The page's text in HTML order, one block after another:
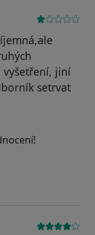
vyšetření, jiní
setrvat
účet byl odstraněn